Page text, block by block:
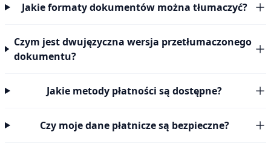
Jakie formaty dokumentów można tłumaczyć?
Czym jest dwujęzyczna wersja przetłumaczonego
dokumentu?
Jakie metody płatności są dostępne?
Czy moje dane płatnicze są bezpieczne?